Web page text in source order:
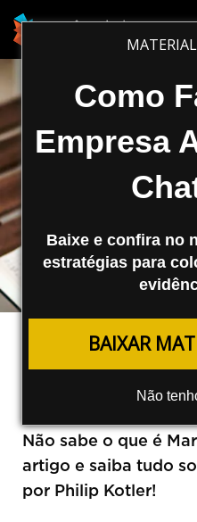
Como
Empresa
Baixe e confira no
estratégias para
BAIXAR
Não
Marketing 5.0: O
funciona? Para
Não sabe o que é
artigo e saiba tudo
por Philip Kotler!